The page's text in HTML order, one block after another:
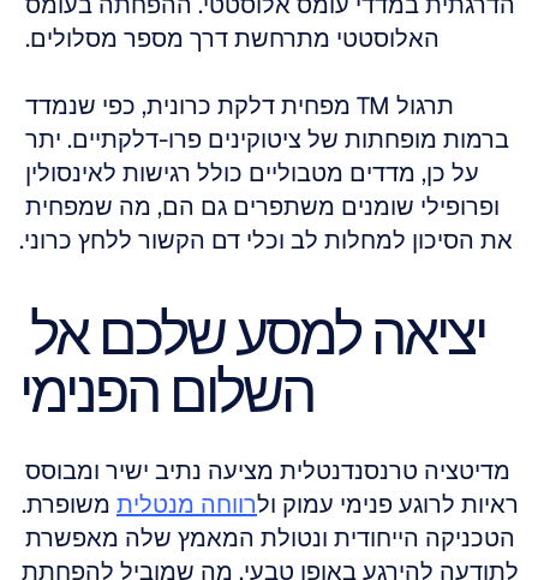
האלוסטטי מתרחשת דרך מספר מסלולים.
את הסיכון למחלות לב וכלי דם הקשור ללחץ כרוני.
השלום הפנימי
ראיות לרוגע פנימי עמוק ולרווחה מנטלית